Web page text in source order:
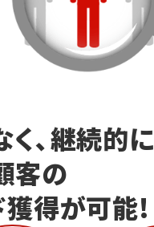
く、継続的に
客の
獲得が可能!